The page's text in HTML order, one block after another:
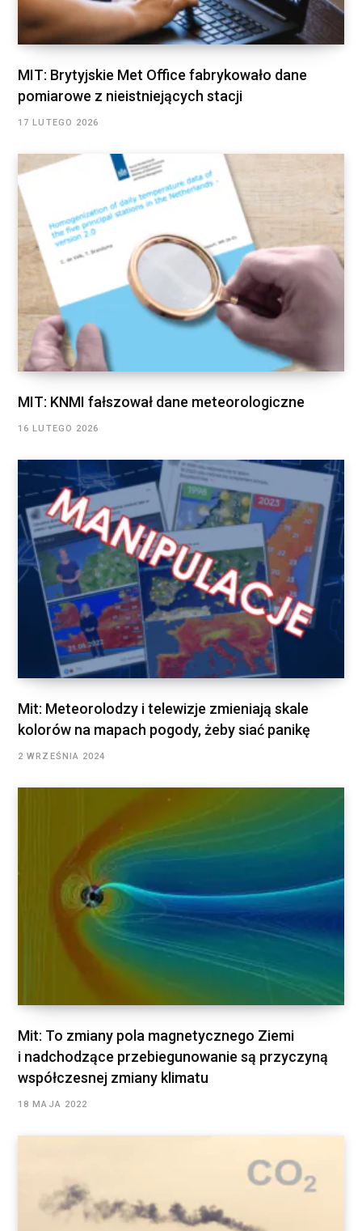
MIT: Brytyjskie Met Office fabrykowało dane
pomiarowe z nieistniejących stacji
17 LUTEGO 2026
MIT: KNMI fałszował dane meteorologiczne
16 LUTEGO 2026
Mit: Meteorolodzy i telewizje zmieniają skale
kolorów na mapach pogody, żeby siać panikę
2 WRZEŚNIA 2024
Mit: To zmiany pola magnetycznego Ziemi
i nadchodzące przebiegunowanie są przyczyną
współczesnej zmiany klimatu
18 MAJA 2022